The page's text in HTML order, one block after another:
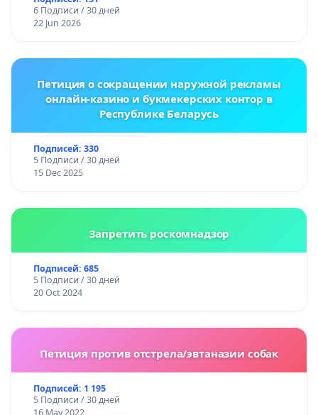
6 Подписи / 30 дней
22 Jun 2026
Петиция о сокращении наружной рекламы
онлайн-казино и букмекерских контор в
Республике Беларусь
Подписей: 330
5 Подписи / 30 дней
15 Dec 2025
Запретить роскомнадзор
Подписей: 685
5 Подписи / 30 дней
20 Oct 2024
Петиция против отстрела/эвтаназии собак
Подписей: 1 195
5 Подписи / 30 дней
16 May 2022